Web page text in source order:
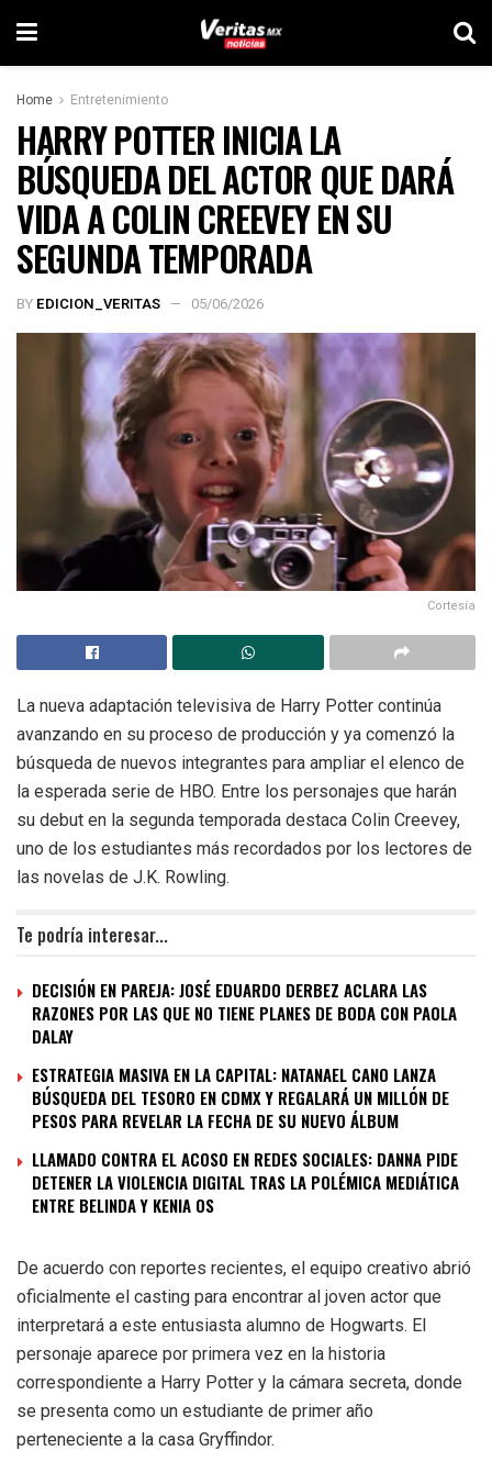
Home Entretenimiento
HARRY POTTER INICIA LA
BÚSQUEDA DEL ACTOR QUE DARÁ
VIDA A COLIN CREEVEY EN SU
SEGUNDA TEMPORADA
BY EDICION_VERITAS 05/06/2026
Cortesía
La nueva adaptación televisiva de Harry Potter continúa
avanzando en su proceso de producción y ya comenzó la
búsqueda de nuevos integrantes para ampliar el elenco de
la esperada serie de HBO. Entre los personajes que harán
su debut en la segunda temporada destaca Colin Creevey,
uno de los estudiantes más recordados por los lectores de
las novelas de J.K. Rowling.
Te podría interesar...
DECISIÓN EN PAREJA: JOSÉ EDUARDO DERBEZ ACLARA LAS
RAZONES POR LAS QUE NO TIENE PLANES DE BODA CON PAOLA
DALAY
ESTRATEGIA MASIVA EN LA CAPITAL: NATANAEL CANO LANZA
BÚSQUEDA DEL TESORO EN CDMX Y REGALARÁ UN MILLÓN DE
PESOS PARA REVELAR LA FECHA DE SU NUEVO ÁLBUM
LLAMADO CONTRA EL ACOSO EN REDES SOCIALES: DANNA PIDE
DETENER LA VIOLENCIA DIGITAL TRAS LA POLÉMICA MEDIÁTICA
ENTRE BELINDA Y KENIA OS
De acuerdo con reportes recientes, el equipo creativo abrió
oficialmente el casting para encontrar al joven actor que
interpretará a este entusiasta alumno de Hogwarts. El
personaje aparece por primera vez en la historia
correspondiente a Harry Potter y la cámara secreta, donde
se presenta como un estudiante de primer año
perteneciente a la casa Gryffindor.